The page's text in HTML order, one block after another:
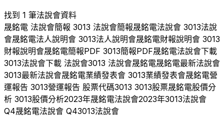
找到 1 筆法說會資料
晟銘電 法說會簡報 3013 法說會簡報晟銘電法說會 3013法說
會晟銘電法人說明會 3013法人說明會晟銘電財報說明會 3013
財報說明會晟銘電簡報PDF 3013簡報PDF晟銘電法說會下載
3013法說會下載 法說會3013 法說會晟銘電晟銘電最新法說會
3013最新法說會晟銘電業績發表會 3013業績發表會晟銘電營
運報告 3013營運報告 股票代碼3013 3013股票晟銘電股價分
析 3013股價分析2023年晟銘電法說會2023年3013法說會
Q4晟銘電法說會 Q43013法說會